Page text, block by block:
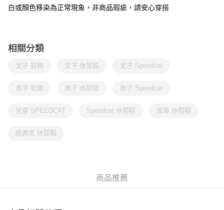
白或顏色移染為正常現象，非商品瑕疵，請安心穿搭
相關分類
女子 鞋類 女子 休閒鞋 女子 Speedcat
男子 鞋類 男子 休閒鞋 男子 Speedcat
兒童 SPEEDCAT Speedcat 休閒鞋 皮革 休閒鞋
經典黑 休閒鞋
商品推薦